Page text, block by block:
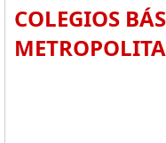
COLEGIOS